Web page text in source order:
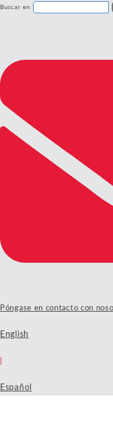
Buscar en
Póngase en contacto con
English
Español